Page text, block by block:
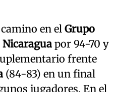
en el Grupo
Nicaragua por 94-70 y
frente
(84-83) en un final
jugadores. En el